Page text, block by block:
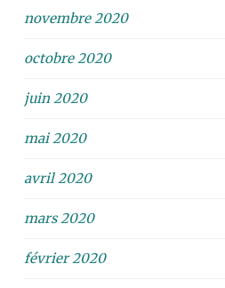
novembre 2020
octobre 2020
juin 2020
mai 2020
avril 2020
mars 2020
février 2020